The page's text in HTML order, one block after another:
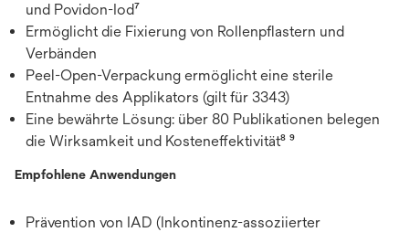
und Povidon-Iod⁷
Ermöglicht die Fixierung von Rollenpflastern und
Verbänden
Peel-Open-Verpackung ermöglicht eine sterile
Entnahme des Applikators (gilt für 3343)
Eine bewährte Lösung: über 80 Publikationen belegen
die Wirksamkeit und Kosteneffektivität⁸ ⁹
Empfohlene Anwendungen
Prävention von IAD (Inkontinenz-assoziierter